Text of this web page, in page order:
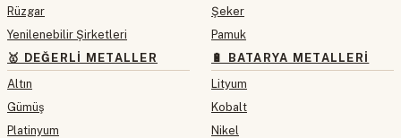
Rüzgar
Yenilenebilir Şirketleri
🥇 DEĞERLI METALLER
Altın
Gümüş
Platinyum
Şeker
Pamuk
🔋 BATARYA METALLERI
Lityum
Kobalt
Nikel